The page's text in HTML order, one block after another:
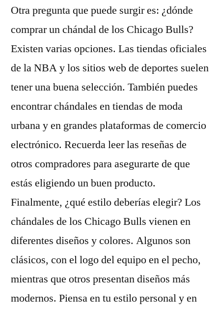
Otra pregunta que puede surgir es: ¿dónde
comprar un chándal de los Chicago Bulls?
Existen varias opciones. Las tiendas oficiales
de la NBA y los sitios web de deportes suelen
tener una buena selección. También puedes
encontrar chándales en tiendas de moda
urbana y en grandes plataformas de comercio
electrónico. Recuerda leer las reseñas de
otros compradores para asegurarte de que
estás eligiendo un buen producto.
Finalmente, ¿qué estilo deberías elegir? Los
chándales de los Chicago Bulls vienen en
diferentes diseños y colores. Algunos son
clásicos, con el logo del equipo en el pecho,
mientras que otros presentan diseños más
modernos. Piensa en tu estilo personal y en